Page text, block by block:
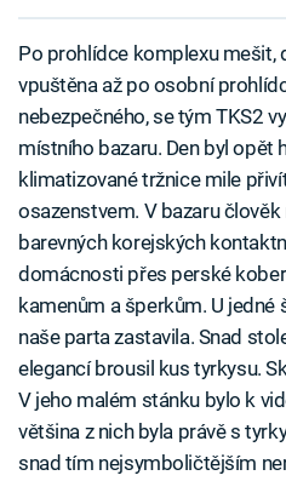
Po prohlídce komplexu mešit,
vpuštěna až po osobní
nebezpečného, se tým TKS2
místního bazaru. Den byl opět
klimatizované tržnice mile
osazenstvem. V bazaru
barevných korejských
domácnosti přes perské
kamenům a šperkům. U
naše parta zastavila. Snad
elegancí brousil kus tyrkysu.
V jeho malém stánku bylo k
většina z nich byla právě s
snad tím nejsymboličtějším